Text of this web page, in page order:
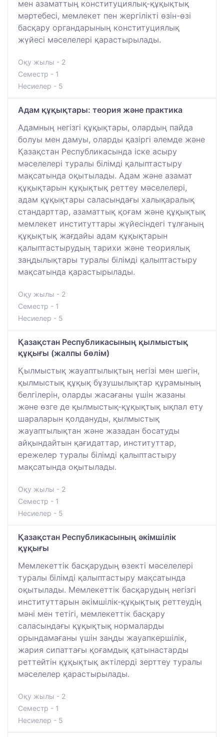
мен азаматтың конституциялық-құқықтық
мәртебесі, мемлекет пен жергілікті өзін-өзі
басқару органдарының конституциялық
жүйесі мәселелері қарастырылады.
Оқу жылы - 2
Семестр - 1
Несиелер - 5
Адам құқықтары: теория және практика
Адамның негізгі құқықтары, олардың пайда
болуы мен дамуы, оларды қазіргі әлемде және
Қазақстан Республикасында іске асыру
мәселелері туралы білімді қалыптастыру
мақсатында оқытылады. Адам және азамат
құқықтарын құқықтық реттеу мәселелері,
адам құқықтары саласындағы халықаралық
стандарттар, азаматтық қоғам және құқықтық
мемлекет институттары жүйесіндегі тұлғаның
құқықтық жағдайы адам құқықтарын
қалыптастырудың тарихи және теориялық
заңдылықтары туралы білімді қалыптастыру
мақсатында қарастырылады.
Оқу жылы - 2
Семестр - 1
Несиелер - 5
Қазақстан Республикасының қылмыстық
құқығы (жалпы бөлім)
Қылмыстық жауаптылықтың негізі мен шегін,
қылмыстық құқық бұзушылықтар құрамының
белгілерін, оларды жасағаны үшін жазаны
және өзге де қылмыстық-құқықтық ықпал ету
шараларын қолдануды, қылмыстық
жауаптылықтан және жазадан босатуды
айқындайтын қағидаттар, институттар,
ережелер туралы білімді қалыптастыру
мақсатында оқытылады.
Оқу жылы - 2
Семестр - 1
Несиелер - 5
Қазақстан Республикасының әкімшілік
құқығы
Мемлекеттік басқарудың өзекті мәселелері
туралы білімді қалыптастыру мақсатында
оқытылады. Мемлекеттік басқарудың негізгі
институттарын әкімшілік-құқықтық реттеудің
мәні мен тетігі, мемлекеттік басқару
саласындағы құқықтық нормаларды
орындамағаны үшін заңды жауапкершілік,
жария сипаттағы қоғамдық қатынастарды
реттейтін құқықтық актілерді зерттеу туралы
мәселелер қарастырылады.
Оқу жылы - 2
Семестр - 1
Несиелер - 5